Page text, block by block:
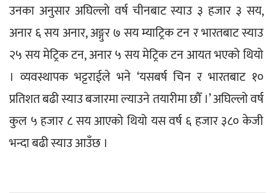
उनका अनुसार अघिल्लो वर्ष चीनबाट स्याउ ३ हजार ३ सय,
अनार ६ सय अनार, अङ्गुर ७ सय म्याट्रिक टन र भारतबाट स्याउ
२५ सय मेट्रिक टन, अनार ५ सय मेट्रिक टन आयत भएको थियो
। व्यवस्थापक भट्टराईले भने ‘यसबर्ष चिन र भारतबाट १०
प्रतिशत बढी स्याउ बजारमा ल्याउने तयारीमा छौँ ।’ अघिल्लो वर्ष
कुल ५ हजार ८ सय आएको थियो यस वर्ष ६ हजार ३८० केजी
भन्दा बढी स्याउ आउँछ ।